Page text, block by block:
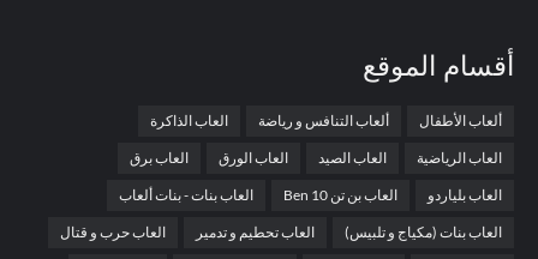
أقسام الموقع
ألعاب الأطفال ألعاب التنافس و رياضة العاب الذاكرة
العاب الرياضية العاب الصيد العاب الورق العاب برق
العاب بلياردو العاب بن تن Ben 10 العاب بنات - بنات ألعاب
العاب بنات (مكياج و تلبيس) العاب تحطيم و تدمير العاب حرب و قتال